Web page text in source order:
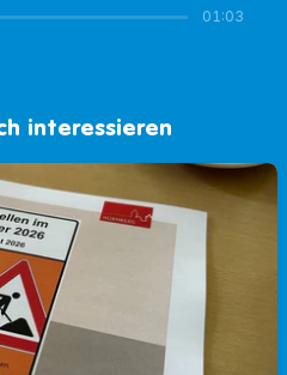
01:03
interessieren